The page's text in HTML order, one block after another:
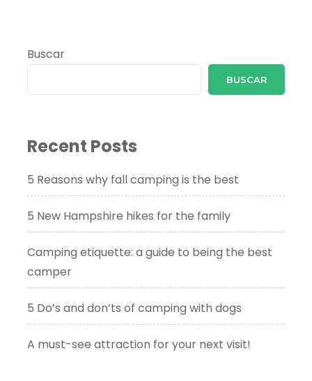
Buscar
BUSCAR
Recent Posts
5 Reasons why fall camping is the best
5 New Hampshire hikes for the family
Camping etiquette: a guide to being the best
camper
5 Do’s and don’ts of camping with dogs
A must-see attraction for your next visit!